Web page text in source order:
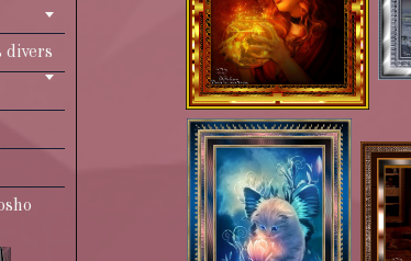
divers